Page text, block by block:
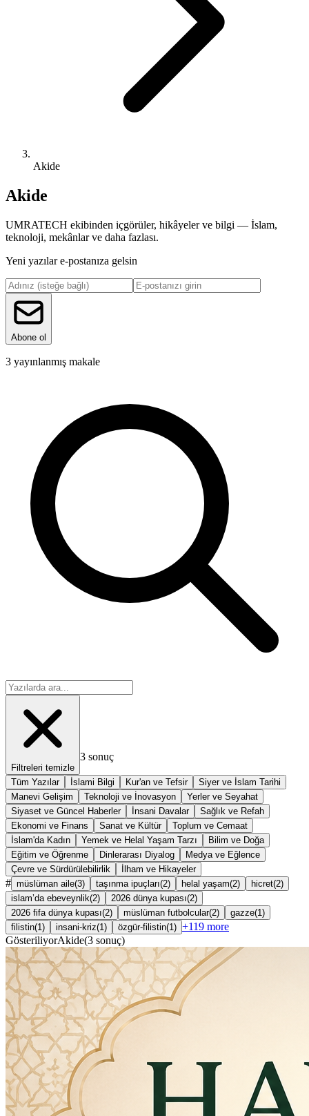
Akide
Akide
UMRATECH ekibinden içgörüler, hikâyeler ve bilgi — İslam,
teknoloji, mekânlar ve daha fazlası.
Yeni yazılar e-postanıza gelsin
Abone ol
3 yayınlanmış makale
Filtreleri temizle
3 sonuç
Tüm Yazılar İslami Bilgi Kur'an ve Tefsir
Siyer ve İslam Tarihi
Manevi Gelişim
Teknoloji ve İnovasyon
Yerler ve Seyahat
Siyaset ve Güncel Haberler
İnsani Davalar
Sağlık ve Refah
Ekonomi ve Finans
Sanat ve Kültür
Toplum ve Cemaat
İslam'da Kadın
Yemek ve Helal Yaşam Tarzı
Bilim ve Doğa
Eğitim ve Öğrenme
Dinlerarası Diyalog
Medya ve Eğlence
Çevre ve Sürdürülebilirlik
İlham ve Hikayeler
# müslüman aile(3) taşınma ipuçları(2) helal yaşam(2) hicret(2)
islam’da ebeveynlik(2) 2026 dünya kupası(2)
2026 fifa dünya kupası(2) müslüman futbolcular(2) gazze(1 )
filistin(1 ) insani-kriz(1 ) özgür-filistin(1 ) +119 more
GösteriliyorAkide(3 sonuç)